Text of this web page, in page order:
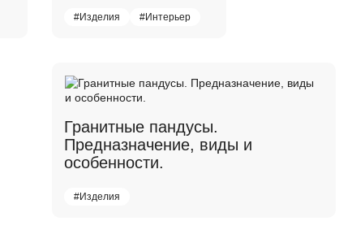
#Изделия #Интерьер
Гранитные пандусы.
Предназначение, виды и
особенности.
#Изделия